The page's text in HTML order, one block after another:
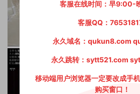
客服在线时间：早9:00-
客服QQ：
永久域名：qukun8.com
永久跳转：sytt521.com
移动端用户浏览器一定要改成手
购买窗口！